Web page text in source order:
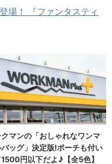
場！ 『ファンタスティ